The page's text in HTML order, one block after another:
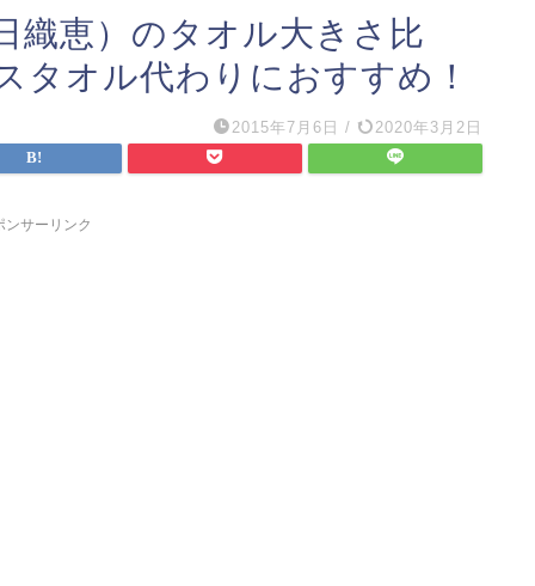
織恵）のタオル大きさ比
タオル代わりにおすすめ！
2015年7月6日 / 2020年3月2日
ンサーリンク